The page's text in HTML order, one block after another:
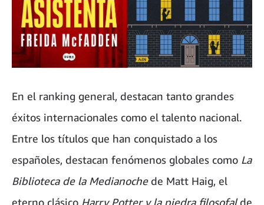
En el ranking general, destacan tanto grandes
éxitos internacionales como el talento nacional.
Entre los títulos que han conquistado a los
españoles, destacan fenómenos globales como La
Biblioteca de la Medianochede Matt Haig, el
eterno clásico Harry Potter y la piedra filosofalde